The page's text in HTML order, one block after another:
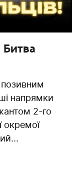
Битва
позивним
напрямки
2-го
окремої